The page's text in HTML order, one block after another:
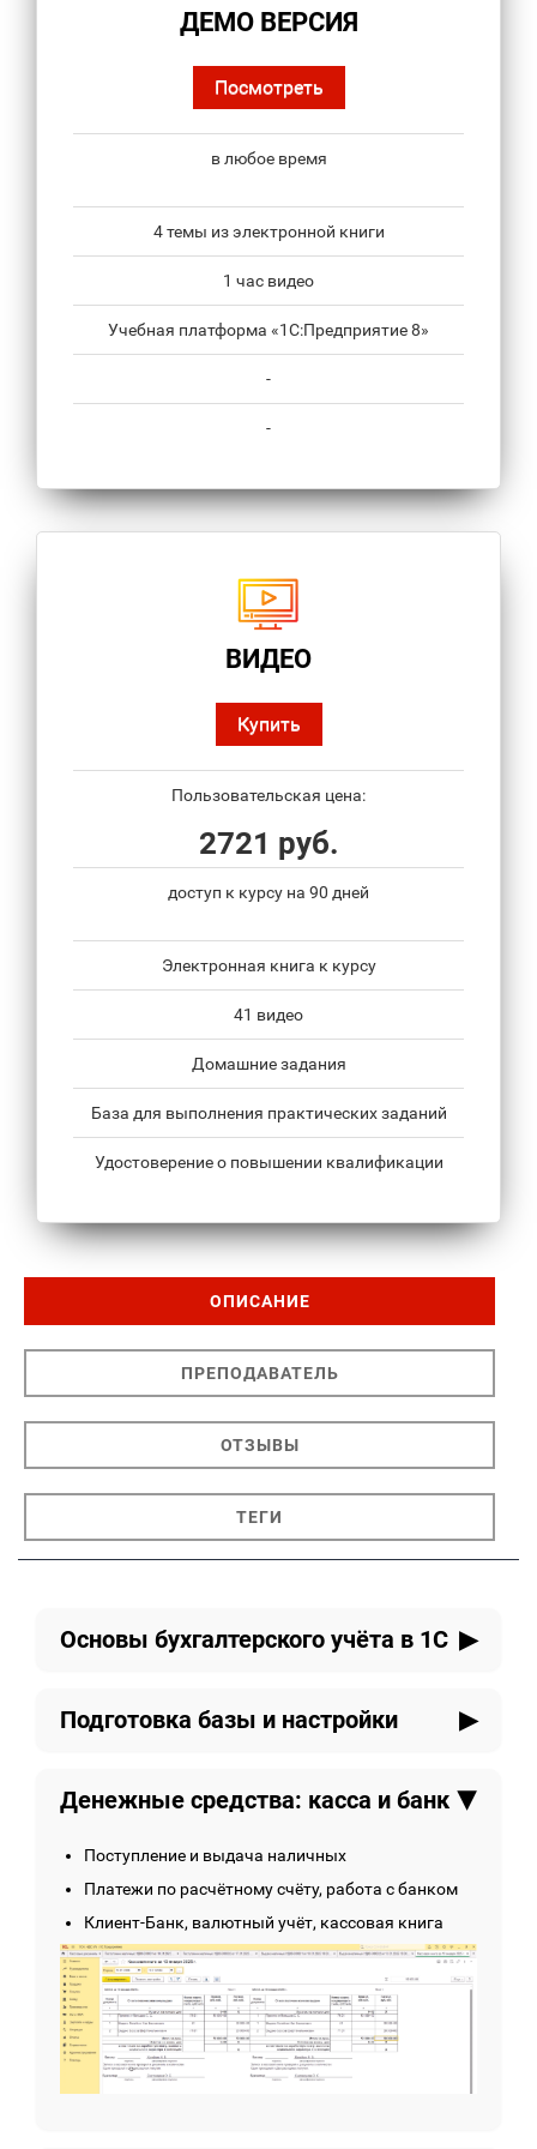
ДЕМО ВЕРСИЯ
Посмотреть
в любое время
4 темы из электронной книги
1 час видео
Учебная платформа «1С:Предприятие 8»
-
-
ВИДЕО
Купить
Пользовательская цена:
2721 руб.
доступ к курсу на 90 дней
Электронная книга к курсу
41 видео
Домашние задания
База для выполнения практических заданий
Удостоверение о повышении квалификации
ОПИСАНИЕ
ПРЕПОДАВАТЕЛЬ
ОТЗЫВЫ
ТЕГИ
Основы бухгалтерского учёта в 1С
План счетов, проводки, дебет и кредит —
Подготовка базы и настройки
Настройка учётной политики, налогов и
Настройка структуры справочников: статьи
Денежные средства: касса и банк
Поступление и выдача наличных
Платежи по расчётному счёту, работа с банком
Клиент-Банк, валютный учёт, кассовая книга